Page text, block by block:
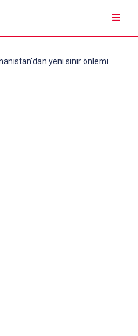
yeni sınır önlemi